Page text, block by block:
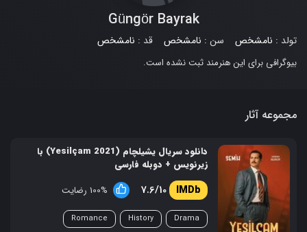
Güngör Bayrak
تولد : نامشخص سن : نامشخص قد : نامشخص
بیوگرافی برای این هنرمند ثبت نشده است.
مجموعه آثار
دانلود سریال یشیلچام (Yesilçam 2021) با
زیرنویس + دوبله فارسی
7.6/10 100% رضایت
Drama
History
Romance